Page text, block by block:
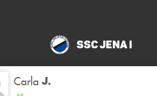
SSC Jena I
Carla J.